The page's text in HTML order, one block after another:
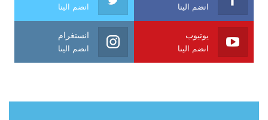
انضم الينا انضم الينا
يوتيوب
انضم الينا
انستغرام
انضم الينا